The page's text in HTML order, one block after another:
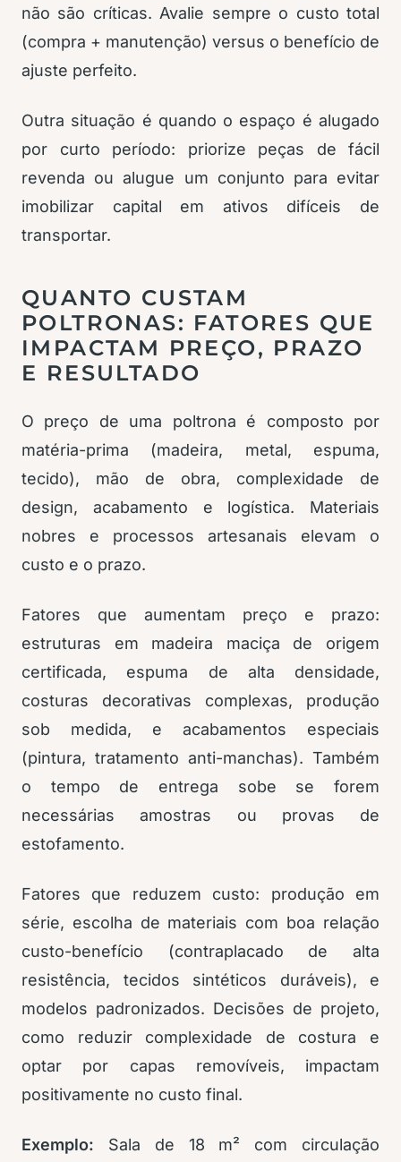
não são críticas. Avalie sempre o custo total
(compra + manutenção) versus o benefício de
ajuste perfeito.
Outra situação é quando o espaço é alugado
por curto período: priorize peças de fácil
revenda ou alugue um conjunto para evitar
imobilizar capital em ativos difíceis de
transportar.
QUANTO CUSTAM
POLTRONAS: FATORES QUE
IMPACTAM PREÇO, PRAZO
E RESULTADO
O preço de uma poltrona é composto por
matéria-prima (madeira, metal, espuma,
tecido), mão de obra, complexidade de
design, acabamento e logística. Materiais
nobres e processos artesanais elevam o
custo e o prazo.
Fatores que aumentam preço e prazo:
estruturas em madeira maciça de origem
certificada, espuma de alta densidade,
costuras decorativas complexas, produção
sob medida, e acabamentos especiais
(pintura, tratamento anti-manchas). Também
o tempo de entrega sobe se forem
necessárias amostras ou provas de
estofamento.
Fatores que reduzem custo: produção em
série, escolha de materiais com boa relação
custo-benefício (contraplacado de alta
resistência, tecidos sintéticos duráveis), e
modelos padronizados. Decisões de projeto,
como reduzir complexidade de costura e
optar por capas removíveis, impactam
positivamente no custo final.
Exemplo: Sala de 18 m² com circulação